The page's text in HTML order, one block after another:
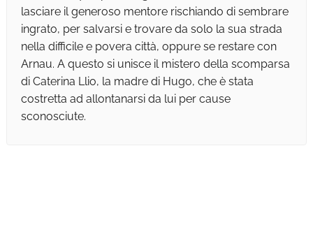
lasciare il generoso mentore rischiando di sembrare
ingrato, per salvarsi e trovare da solo la sua strada
nella difficile e povera città, oppure se restare con
Arnau. A questo si unisce il mistero della scomparsa
di Caterina Llio, la madre di Hugo, che è stata
costretta ad allontanarsi da lui per cause
sconosciute.